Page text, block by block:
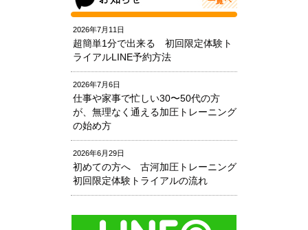
2026年7月11日
超簡単1分で出来る 初回限定体験ト
ライアルLINE予約方法
2026年7月6日
仕事や家事で忙しい30〜50代の方
が、無理なく通える加圧トレーニング
の始め方
2026年6月29日
初めての方へ 古河加圧トレーニング
初回限定体験トライアルの流れ